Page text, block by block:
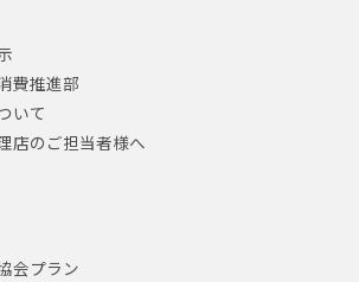
費推進部
いて
店のご担当者様へ
会プラン